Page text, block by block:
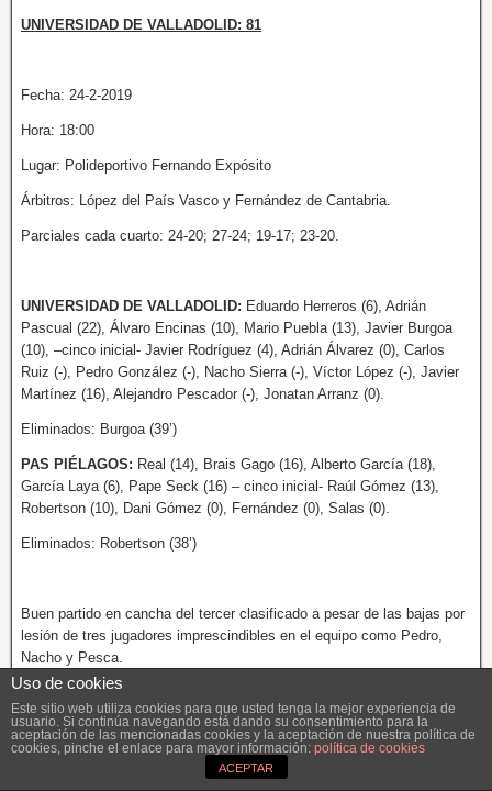
UNIVERSIDAD DE VALLADOLID: 81
Fecha: 24-2-2019
Hora: 18:00
Lugar: Polideportivo Fernando Expósito
Árbitros: López del País Vasco y Fernández de Cantabria.
Parciales cada cuarto: 24-20; 27-24; 19-17; 23-20.
UNIVERSIDAD DE VALLADOLID: Eduardo Herreros (6), Adrián
Pascual (22), Álvaro Encinas (10), Mario Puebla (13), Javier Burgoa
(10), –cinco inicial- Javier Rodríguez (4), Adrián Álvarez (0), Carlos
Ruiz (-), Pedro González (-), Nacho Sierra (-), Víctor López (-), Javier
Martínez (16), Alejandro Pescador (-), Jonatan Arranz (0).
Eliminados: Burgoa (39’)
PAS PIÉLAGOS: Real (14), Brais Gago (16), Alberto García (18),
García Laya (6), Pape Seck (16) – cinco inicial- Raúl Gómez (13),
Robertson (10), Dani Gómez (0), Fernández (0), Salas (0).
Eliminados: Robertson (38’)
Buen partido en cancha del tercer clasificado a pesar de las bajas por
lesión de tres jugadores imprescindibles en el equipo como Pedro,
Nacho y Pesca.
El equipo siguió en la línea de los últimos partidos, mucho más
asentados en defensa, lo que nos hace competir los partidos a pesar
de nuestro poco acierto de cara al aro.
Tuvo que jugar Piélagos con unos porcentajes espectaculares (10 de
Uso de cookies
Este sitio web utiliza cookies para que usted tenga la mejor experiencia de
usuario. Si continúa navegando está dando su consentimiento para la
aceptación de las mencionadas cookies y la aceptación de nuestra política de
cookies, pinche el enlace para mayor información: política de cookies
ACEPTAR